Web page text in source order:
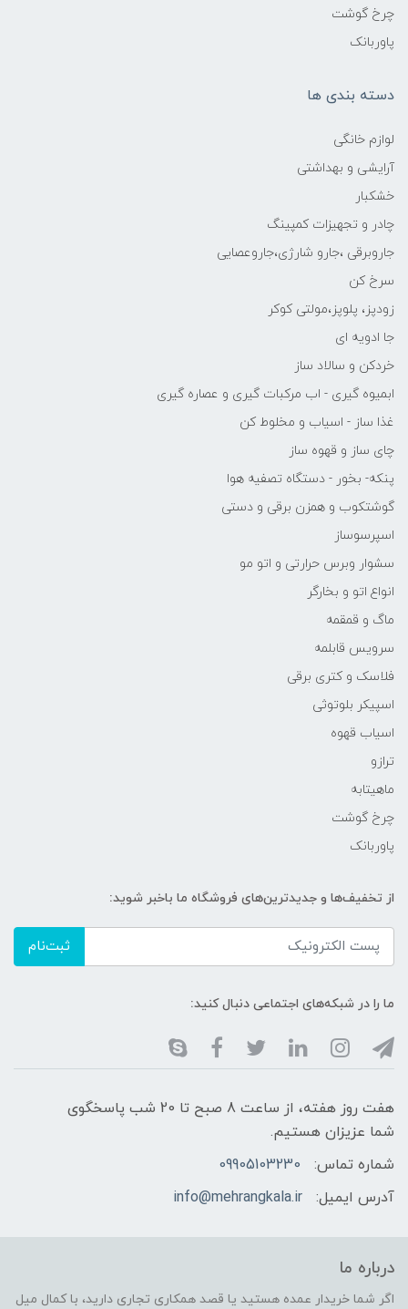
چرخ گوشت
پاوربانک
دسته بندی ها
لوازم خانگی
آرایشی و بهداشتی
خشکبار
چادر و تجهیزات کمپینگ
جاروبرقی ،جارو شارژی،جاروعصایی
سرخ کن
زودپز، پلوپز،مولتی کوکر
جا ادویه ای
خردکن و سالاد ساز
ابمیوه گیری - اب مرکبات گیری و عصاره گیری
غذا ساز - اسیاب و مخلوط کن
چای ساز و قهوه ساز
پنکه- بخور - دستگاه تصفیه هوا
گوشتکوب و همزن برقی و دستی
اسپرسوساز
سشوار وبرس حرارتی و اتو مو
انواع اتو و بخارگر
ماگ و قمقمه
سرویس قابلمه
فلاسک و کتری برقی
اسپیکر بلوتوثی
اسیاب قهوه
ترازو
ماهیتابه
چرخ گوشت
پاوربانک
از تخفیف‌ها و جدیدترین‌های فروشگاه ما باخبر شوید:
ثبت‌نام
ما را در شبکه‌های اجتماعی دنبال کنید:
هفت روز هفته، از ساعت 8 صبح تا 20 شب پاسخگوی
شما عزیزان هستیم.
شماره تماس:
09905103230
آدرس ایمیل:
info@mehrangkala.ir
درباره ما
اگر شما خریدار عمده هستید یا قصد همکاری تجاری دارید، با کمال میل